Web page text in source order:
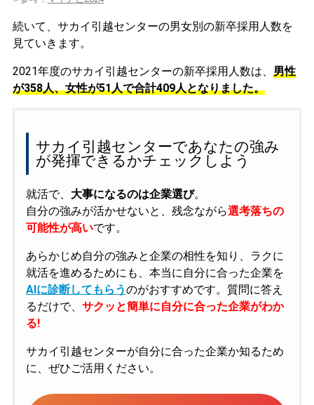
続いて、サカイ引越センターの男女別の新卒採用人数を
見ていきます。
2021年度のサカイ引越センターの新卒採用人数は、 男性
が358人、女性が51人で合計409人となりました。
サカイ引越センターであなたの強み
が発揮できるかチェックしよう
就活で、 大事になるのは企業選び。
自分の強みが活かせないと、残念ながら選考落ちの
可能性が高いです。
あらかじめ自分の強みと企業の相性を知り、ラクに
就活を進めるためにも、本当に自分に合った企業を
AIに診断してもらうのがおすすめです。質問に答え
るだけで、 サクッと簡単に自分に合った企業がわか
る!
サカイ引越センターが自分に合った企業か知るため
に、ぜひご活用ください。